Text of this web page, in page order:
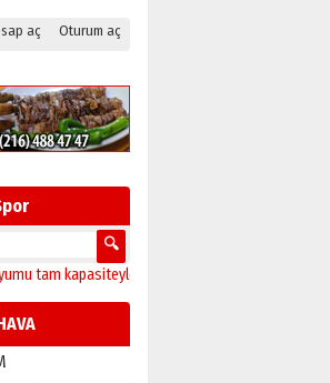
aç Oturum aç
kapasiteyle yeniden açılıyor!